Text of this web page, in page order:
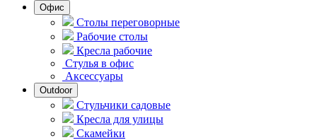
Офис
Столы переговорные
Рабочие столы
Кресла рабочие
Стулья в офис
Аксессуары
Outdoor
Стульчики садовые
Кресла для улицы
Скамейки